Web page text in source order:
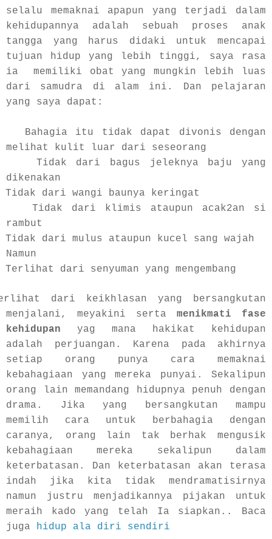
selalu memaknai apapun yang terjadi dalam
kehidupannya adalah sebuah proses anak
tangga yang harus didaki untuk mencapai
tujuan hidup yang lebih tinggi, saya rasa
ia memiliki obat yang mungkin lebih luas
dari samudra di alam ini. Dan pelajaran
yang saya dapat:
Bahagia itu tidak dapat divonis dengan
melihat kulit luar dari seseorang
Tidak dari bagus jeleknya baju yang
dikenakan
Tidak dari wangi baunya keringat
Tidak dari klimis ataupun acak2an si
rambut
Tidak dari mulus ataupun kucel sang wajah
Namun
Terlihat dari senyuman yang mengembang
dari keikhlasan yang bersangkutan
menjalani, meyakini serta menikmati fase
kehidupan yag mana hakikat kehidupan
adalah perjuangan.
Karena pada akhirnya
setiap orang punya cara memaknai
kebahagiaan yang mereka punyai. Sekalipun
orang lain memandang hidupnya penuh dengan
drama. Jika yang bersangkutan mampu
memilih cara untuk berbahagia dengan
caranya, orang lain tak berhak mengusik
kebahagiaan mereka sekalipun dalam
keterbatasan. Dan keterbatasan akan terasa
indah jika kita tidak mendramatisirnya
namun justru menjadikannya pijakan untuk
meraih kado yang telah Ia siapkan.. Baca
juga
hidup ala diri sendiri